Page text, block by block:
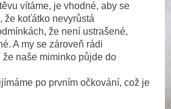
vítáme, je vhodné, aby se
že koťátko nevyrůstá
že není ustrašené,
A my se zároveň rádi
že naše miminko půjde do
po prvním očkování, což je